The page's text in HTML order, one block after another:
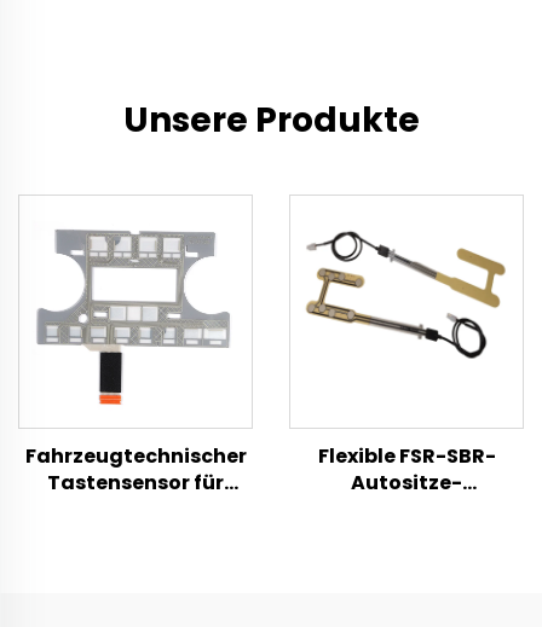
Unsere Produkte
Fahrzeugtechnischer
Tastensensor für
Flexible FSR-SBR-
Autositze-